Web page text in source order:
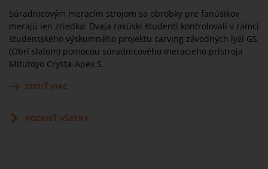
Súradnicovým meracím strojom sa obrobky pre fanúšikov
merajú len zriedka: Dvaja rakúski študenti kontrolovali v rámci
študentského výskumného projektu carving závodných lyží GS
(Obrí slalom) pomocou súradnicového meracieho prístroja
Mitutoyo Crysta-Apex S.
ZISTIŤ VIAC
POZRIEŤ VŠETKY